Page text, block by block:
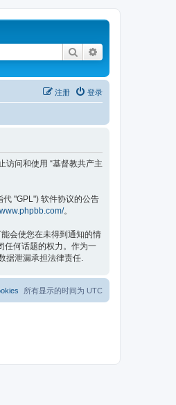
搜索
登录
注册
访问和使用 “基督教共产主
代 "GPL") 软件协议的公告
。
会使您在未得到通知的情
任何话题的权力。作为一
据泄漏承担法律责任.
所有显示的时间为 UTC